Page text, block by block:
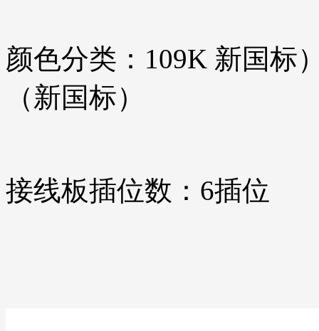
颜色分类：109K 新国标
（新国标）
接线板插位数：6插位